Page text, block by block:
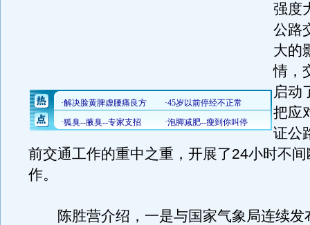
强度
公路
大的
情，
启动
把应
证公
前交通工作的重中之重，开展了24小时不
作。
陈胜营介绍，一是与国家气象局连续发